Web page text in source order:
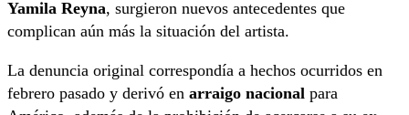
Yamila Reyna, surgieron nuevos antecedentes que
complican aún más la situación del artista.
La denuncia original correspondía a hechos ocurridos en
febrero pasado y derivó en arraigo nacional para